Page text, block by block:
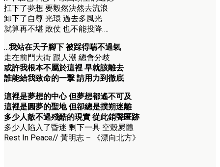
扛下了夢想 要毅然決然去流浪
卸下了自尊 光環 過去多風光
就算再不堪 敗仗 也不能投降….
…我站在天子腳下 被踩得喘不過氣
走在前門大街 跟人潮 總會分歧
或許我根本不屬於這裡 早就該離去
誰能給我致命的一擊 請用力到徹底
這裡是夢想的中心 但夢想都遙不可及
這裡是圓夢的聖地 但卻總是撲朔迷離
多少人敵不過殘酷的現實 從此銷聲匿跡
多少人陷入了昏迷 剩下一具 空殼屍體
Rest In Peace// 黃明志 – 《漂向北方》